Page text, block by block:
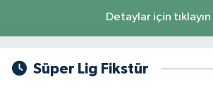
Detaylar için tıklayın
Süper Lig Fikstür